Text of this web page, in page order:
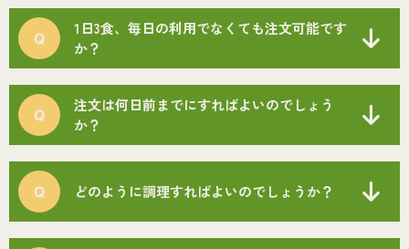
1日3食、毎日の利用でなくても注文可能です
か？
注文は何日前までにすればよいのでしょう
か？
どのように調理すればよいのでしょうか？